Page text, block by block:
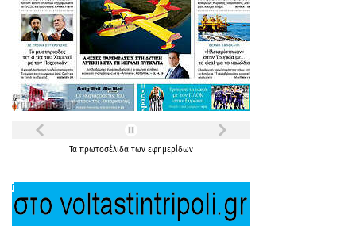
Τα πρωτοσέλιδα των εφημερίδων